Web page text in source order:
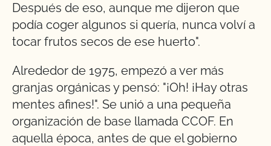
Después de eso, aunque me dijeron que
podía coger algunos si quería, nunca volví a
tocar frutos secos de ese huerto".
Alrededor de 1975, empezó a ver más
granjas orgánicas y pensó: "¡Oh! ¡Hay otras
mentes afines!". Se unió a una pequeña
organización de base llamada CCOF. En
aquella época, antes de que el gobierno